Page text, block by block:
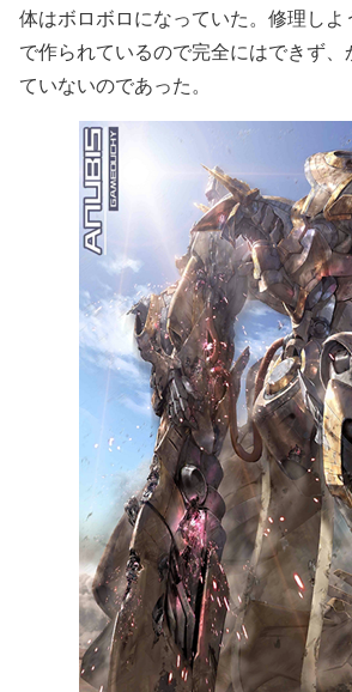
体はボロボロになっていた。修理し
で作られているので完全にはできず、
ていないのであった。